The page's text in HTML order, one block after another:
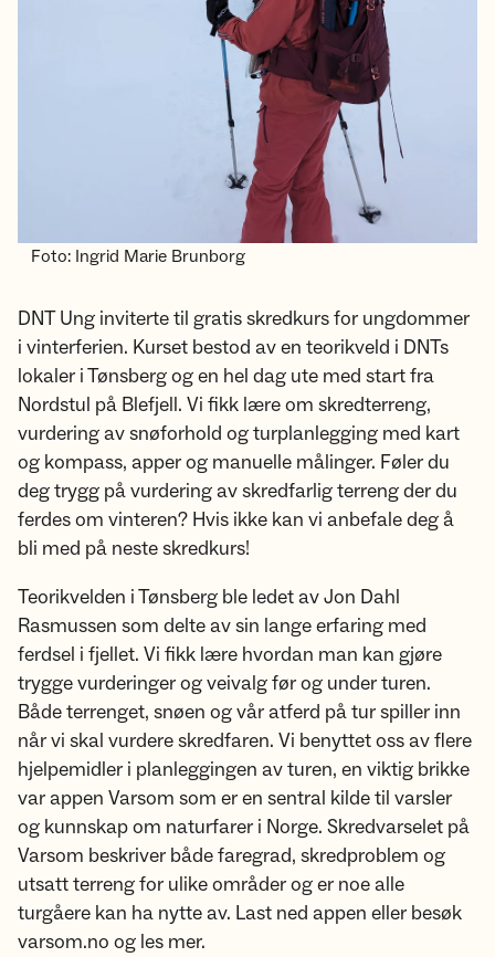
Foto: Ingrid Marie Brunborg
DNT Ung inviterte til gratis skredkurs for ungdommer
i vinterferien. Kurset bestod av en teorikveld i DNTs
lokaler i Tønsberg og en hel dag ute med start fra
Nordstul på Blefjell. Vi fikk lære om skredterreng,
vurdering av snøforhold og turplanlegging med kart
og kompass, apper og manuelle målinger. Føler du
deg trygg på vurdering av skredfarlig terreng der du
ferdes om vinteren? Hvis ikke kan vi anbefale deg å
bli med på neste skredkurs!
Teorikvelden i Tønsberg ble ledet av Jon Dahl
Rasmussen som delte av sin lange erfaring med
ferdsel i fjellet. Vi fikk lære hvordan man kan gjøre
trygge vurderinger og veivalg før og under turen.
Både terrenget, snøen og vår atferd på tur spiller inn
når vi skal vurdere skredfaren. Vi benyttet oss av flere
hjelpemidler i planleggingen av turen, en viktig brikke
var appen Varsom som er en sentral kilde til varsler
og kunnskap om naturfarer i Norge. Skredvarselet på
Varsom beskriver både faregrad, skredproblem og
utsatt terreng for ulike områder og er noe alle
turgåere kan ha nytte av. Last ned appen eller besøk
varsom.no og les mer.